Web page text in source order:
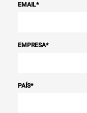
EMAIL*
EMPRESA*
PAÍS*